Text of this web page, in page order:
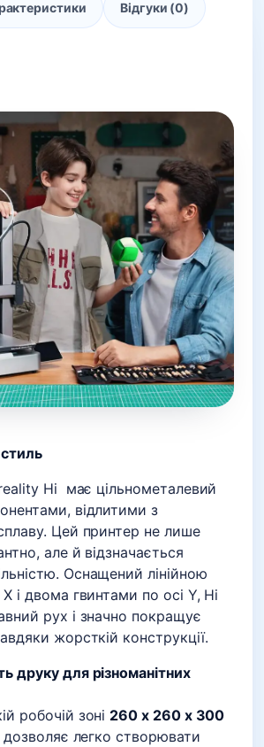
Відгуки (0)
стиль
Hi має цільнометалевий
відлитими з
Цей принтер не лише
але й відзначається
Оснащений лінійною
і двома гвинтами по осі Y, Hi
рух і значно покращує
жорсткій конструкції.
друку для різноманітних
робочій зоні 260 x 260 x 300
легко створювати